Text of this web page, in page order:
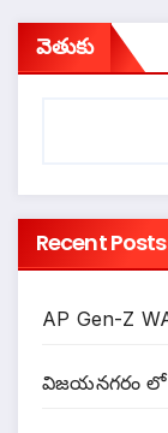
వెతుకు
Recent Posts
AP Gen-Z
విజ‌య‌న‌గ‌రం లో